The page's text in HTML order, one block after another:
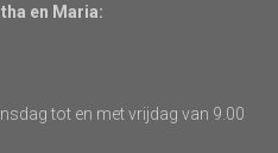
en Maria:
tot en met vrijdag van 9.00